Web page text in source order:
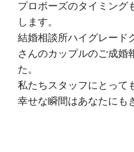
プロポーズのタイミング
します。
結婚相談所ハイグレード
さんのカップルのご成婚
た。
私たちスタッフにとって
幸せな瞬間はあなたにも